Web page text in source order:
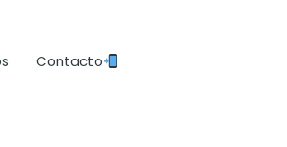
Contacto